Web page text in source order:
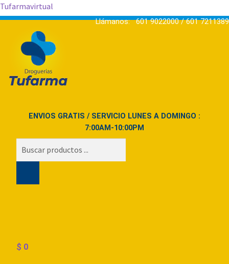
Tufarmavirtual
Llámanos: 601 9022000 / 601 7211389
ENVIOS GRATIS / SERVICIO LUNES A DOMINGO :
7:00AM-10:00PM
$ 0